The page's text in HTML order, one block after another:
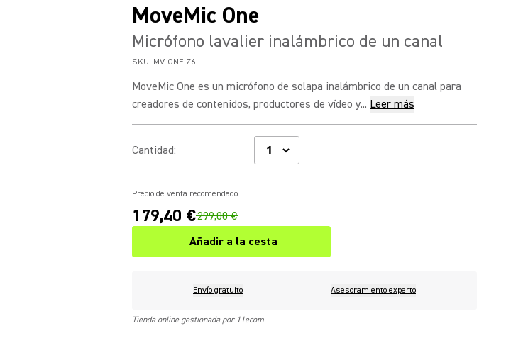
MoveMic One
Micrófono lavalier inalámbrico de un canal
SKU: MV-ONE-Z6
MoveMic One es un micrófono de solapa inalámbrico de un canal para
creadores de contenidos, productores de vídeo y... Leer más
Cantidad:
Precio de venta recomendado
179,40 €299,00 €
Añadir a la cesta
Envío gratuito Asesoramiento experto
Tienda online gestionada por 11ecom